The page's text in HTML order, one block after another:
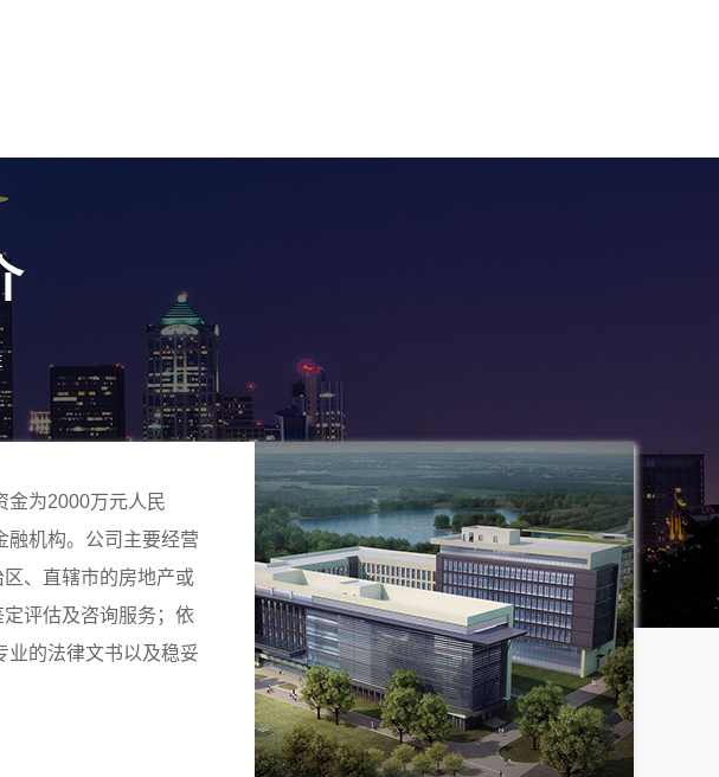
金为2000万元人民
融机构。公司主要经营
、直辖市的房地产或
评估及咨询服务；依
业的法律文书以及稳妥